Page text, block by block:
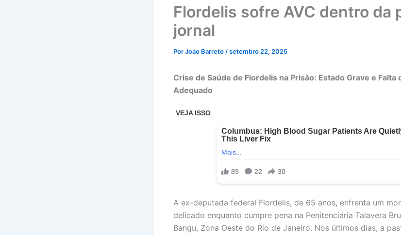
Flordelis sofre AVC dentro da
jornal
PorJoao Barreto/setembro 22, 2025
Crise de Saúde de Flordelis na Prisão: Estado Grave e Falta
Adequado
A ex-deputada federal Flordelis, de 65 anos, enfrenta um
delicado enquanto cumpre pena na Penitenciária Talavera
Bangu, Zona Oeste do Rio de Janeiro. Nos últimos dias, a